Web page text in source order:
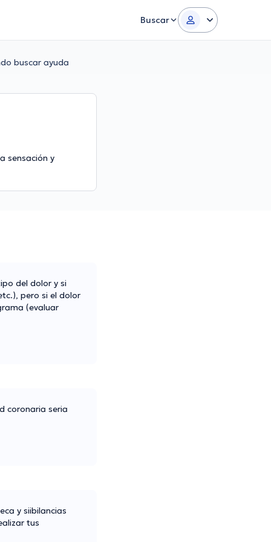
Buscar
buscar ayuda
sensación y
del dolor y si
pero si el dolor
(evaluar
coronaria seria
y siibilancias
tus